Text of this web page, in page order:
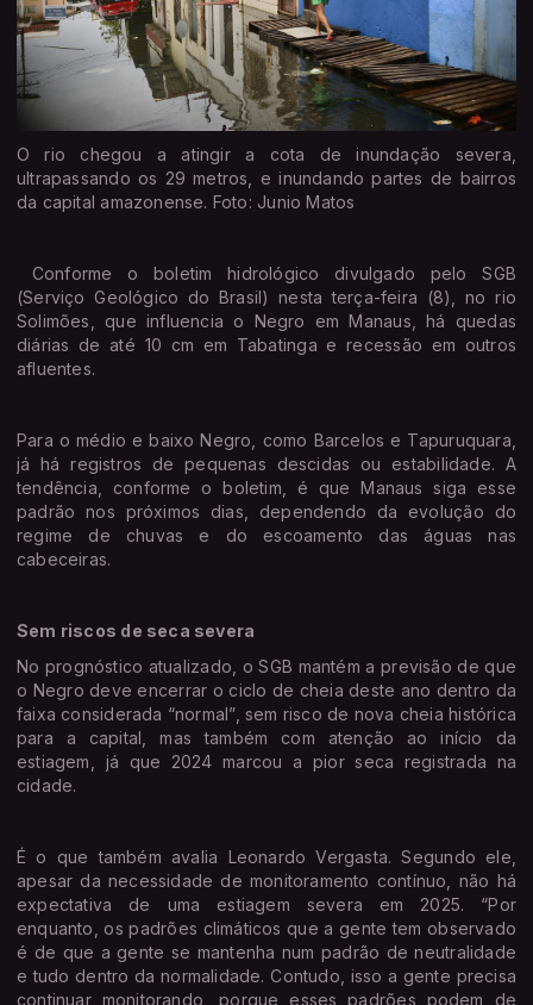
O rio chegou a atingir a cota de inundação severa,
ultrapassando os 29 metros, e inundando partes de bairros
da capital amazonense. Foto: Junio Matos
Conforme o boletim hidrológico divulgado pelo SGB
(Serviço Geológico do Brasil) nesta terça-feira (8), no rio
Solimões, que influencia o Negro em Manaus, há quedas
diárias de até 10 cm em Tabatinga e recessão em outros
afluentes.
Para o médio e baixo Negro, como Barcelos e Tapuruquara,
já há registros de pequenas descidas ou estabilidade. A
tendência, conforme o boletim, é que Manaus siga esse
padrão nos próximos dias, dependendo da evolução do
regime de chuvas e do escoamento das águas nas
cabeceiras.
Sem riscos de seca severa
No prognóstico atualizado, o SGB mantém a previsão de que
o Negro deve encerrar o ciclo de cheia deste ano dentro da
faixa considerada “normal”, sem risco de nova cheia histórica
para a capital, mas também com atenção ao início da
estiagem, já que 2024 marcou a pior seca registrada na
cidade.
É o que também avalia Leonardo Vergasta. Segundo ele,
apesar da necessidade de monitoramento contínuo, não há
expectativa de uma estiagem severa em 2025. “Por
enquanto, os padrões climáticos que a gente tem observado
é de que a gente se mantenha num padrão de neutralidade
e tudo dentro da normalidade. Contudo, isso a gente precisa
continuar monitorando, porque esses padrões podem de